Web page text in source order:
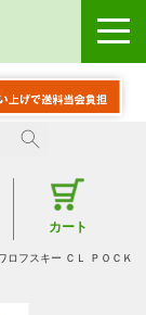
カート
ロフスキー ＣＬ ＰＯＣＫ